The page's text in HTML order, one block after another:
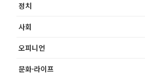
정치
사회
오피니언
문화·라이프